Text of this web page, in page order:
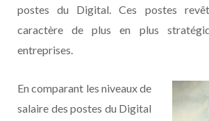
postes du Digital. Ces postes
caractère de plus en plus
entreprises.
En comparant les niveaux de
salaire des postes du Digital